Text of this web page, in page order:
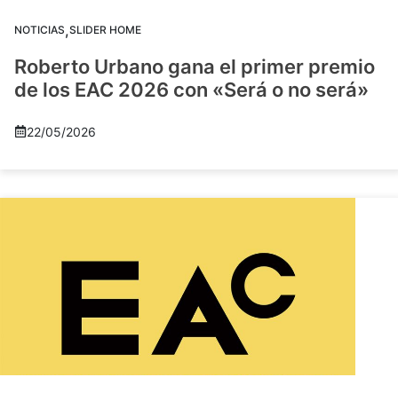
NOTICIAS,SLIDER HOME
Roberto Urbano gana el primer premio
de los EAC 2026 con «Será o no será»
22/05/2026